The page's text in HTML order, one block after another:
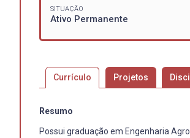
SITUAÇÃO
Ativo Permanente
Currículo Projetos
Resumo
Possui graduação em Engenharia